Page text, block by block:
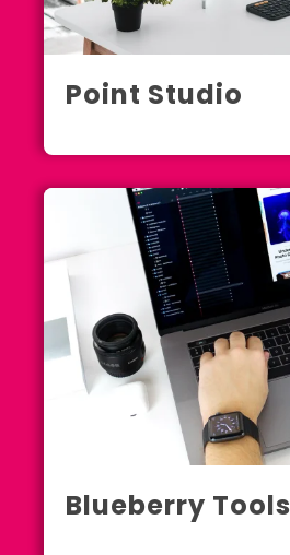
Point Studio
Blueberry Tools